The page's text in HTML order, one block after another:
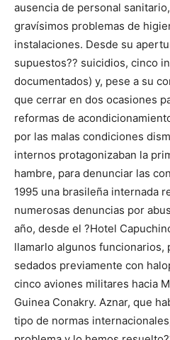
ausencia de personal
gravísimos problemas de
instalaciones. Desde su
supuestos?? suicidios, cinco
documentados) y, pese a su
que cerrar en dos ocasiones
reformas de
por las malas condiciones
internos protagonizaban la
hambre, para denunciar las
1995 una brasileña internada
numerosas denuncias por
año, desde el ?Hotel
llamarlo algunos
sedados previamente con
cinco aviones militares hacia
Guinea Conakry. Aznar, que
tipo de normas